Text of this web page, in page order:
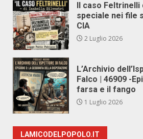
Il caso Feltrinelli
speciale nei file
CIA
2 Luglio 2026
L’Archivio
Falco | 46909 -
farsa e il fango
1 Luglio 2026
LAMICODELPOPOLO.IT